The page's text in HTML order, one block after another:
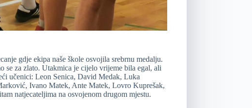
gdje ekipa naše škole osvojila srebrnu medalju.
se za zlato. Utakmica je cijelo vrijeme bila egal, ali
učenici: Leon Senica, David Medak, Luka
Ivano Matek, Ante Matek, Lovro Kuprešak,
natjecateljima na osvojenom drugom mjestu.